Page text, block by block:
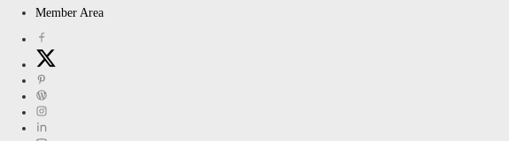
Member Area